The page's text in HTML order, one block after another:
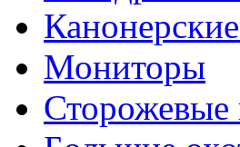
Мониторы
Сторожевые